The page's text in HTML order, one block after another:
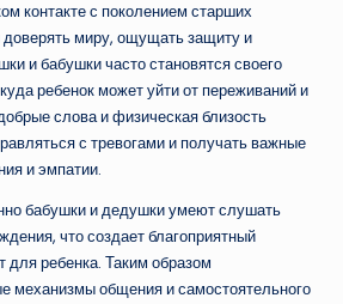
контакте с поколением старших
доверять миру, ощущать защиту и
и бабушки часто становятся своего
ребенок может уйти от переживаний и
слова и физическая близость
с тревогами и получать важные
и эмпатии.
бабушки и дедушки умеют слушать
что создает благоприятный
ребенка. Таким образом
механизмы общения и самостоятельного